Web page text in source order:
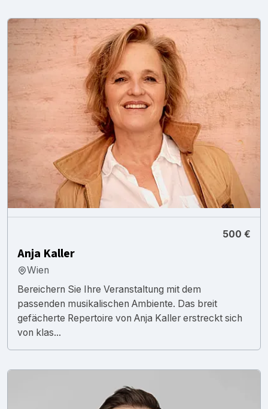
500 €
Anja Kaller
Wien
Bereichern Sie Ihre Veranstaltung mit dem
passenden musikalischen Ambiente. Das breit
gefächerte Repertoire von Anja Kaller erstreckt sich
von klas...